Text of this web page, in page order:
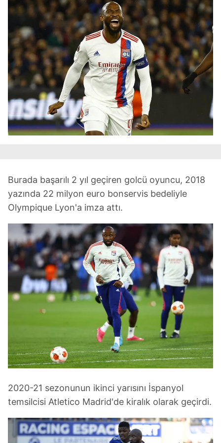
Çerezlere ilişkin tercihlerinizi aşağıda yer alan panel
vasıtasıyla belirleyebilirsiniz. Çerezlere ilişkin detaylı bilgi
için Ayarlar butonuna tıklayabilir,Çerez Bilgilendirme
Metnimiziziyaret edebilirsiniz.
6698 sayılı Kişisel Verilerin Korunması Kanunu uyarınca
hazırlanmış Aydınlatma Metnimizi okumak ve sitemizde
ilgili mevzuata uygun olarak kullanılan çerezlerle ilgili bilgi
almak için lütfentıklayınız.
Burada başarılı 2 yıl geçiren golcü oyuncu, 2018
yazında 22 milyon euro bonservis bedeliyle
Olympique Lyon'a imza attı.
2020-21 sezonunun ikinci yarısını İspanyol
temsilcisi Atletico Madrid'de kiralık olarak geçirdi.